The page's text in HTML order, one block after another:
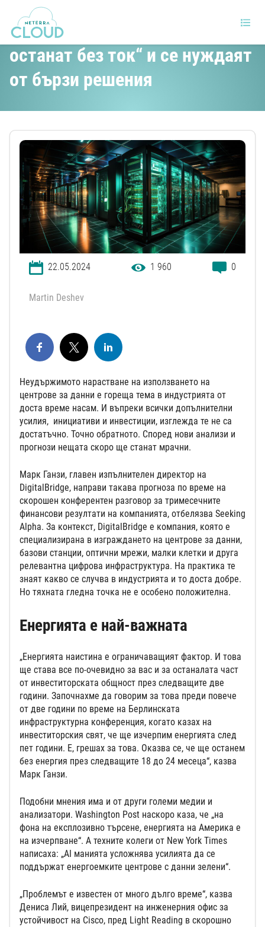
Центровете за данни ще „ще
останат без ток“ и се нуждаят
от бързи решения
22.05.2024 1 960 0
Martin Deshev
Неудържимото нарастване на използването на
центрове за данни е гореща тема в индустрията от
доста време насам. И въпреки всички допълнителни
усилия, инициативи и инвестиции, изглежда те не са
достатъчно. Точно обратното. Според нови анализи и
прогнози нещата скоро ще станат мрачни.
Марк Ганзи, главен изпълнителен директор на
DigitalBridge, направи такава прогноза по време на
скорошен конферентен разговор за тримесечните
финансови резултати на компанията, отбелязва Seeking
Alpha. За контекст, DigitalBridge е компания, която е
специализирана в изграждането на центрове за данни,
базови станции, оптични мрежи, малки клетки и друга
релевантна цифрова инфраструктура. На практика те
знаят какво се случва в индустрията и то доста добре.
Но тяхната гледна точка не е особено положителна.
Енергията е най-важната
„Енергията наистина е ограничаващият фактор. И това
ще става все по-очевидно за вас и за останалата част
от инвеститорската общност през следващите две
години. Започнахме да говорим за това преди повече
от две години по време на Берлинската
инфраструктурна конференция, когато казах на
инвеститорския свят, че ще изчерпим енергията след
пет години. Е, грешах за това. Оказва се, че ще останем
без енергия през следващите 18 до 24 месеца“, казва
Марк Ганзи.
Подобни мнения има и от други големи медии и
анализатори. Washington Post наскоро каза, че „на
фона на експлозивно търсене, енергията на Америка е
на изчерпване“. А техните колеги от New York Times
написаха: „AI манията усложнява усилията да се
поддържат енергоемките центрове с данни зелени“.
„Проблемът е известен от много дълго време“, казва
Дениса Лий, вицепрезидент на инженерния офис за
устойчивост на Cisco, пред Light Reading в скорошно